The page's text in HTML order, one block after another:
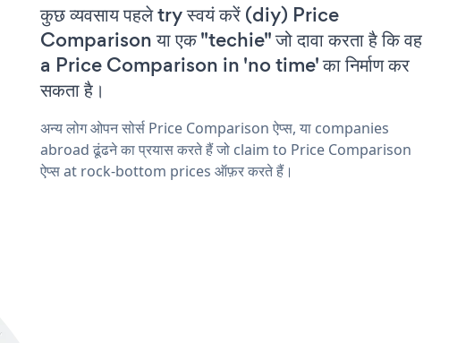
कुछ व्यवसाय पहले try स्वयं करें (diy) Price
Comparison या एक "techie" जो दावा करता है कि वह
a Price Comparison in 'no time' का निर्माण कर
सकता है।
अन्य लोग ओपन सोर्स Price Comparison ऐप्स, या companies
abroad ढूंढने का प्रयास करते हैं जो claim to Price Comparison
ऐप्स at rock-bottom prices ऑफ़र करते हैं।